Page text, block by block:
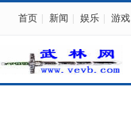
首页 新闻 娱乐 游戏